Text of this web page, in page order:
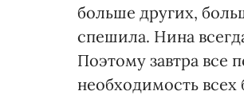
больше других,
спешила. Нина
Поэтому завтра все
необходимость